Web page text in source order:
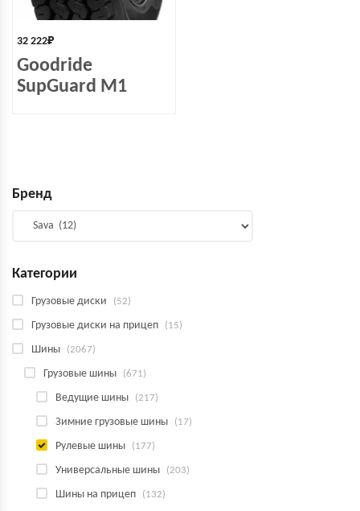
32 222₽
Goodride
SupGuard M1
Бренд
Категории
Грузовые диски (52)
Грузовые диски на прицеп (15)
Шины (2067)
Грузовые шины (671)
Ведущие шины (217)
Зимние грузовые шины (17)
Рулевые шины (177)
Универсальные шины (203)
Шины на прицеп (132)